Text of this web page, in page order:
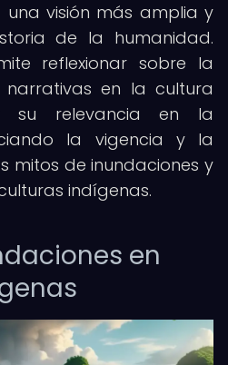
visión más amplia y
de la humanidad.
reflexionar sobre la
narrativas en la cultura
su relevancia en la
la vigencia y la
mitos de inundaciones y
indígenas.
en